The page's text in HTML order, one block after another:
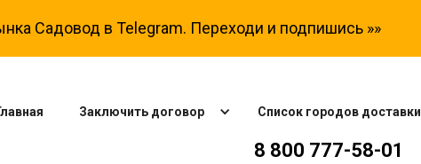
Садовод в Telegram. Переходи и подпишись »»
Заключить договор Список городов доставки
8 800 777-58-01